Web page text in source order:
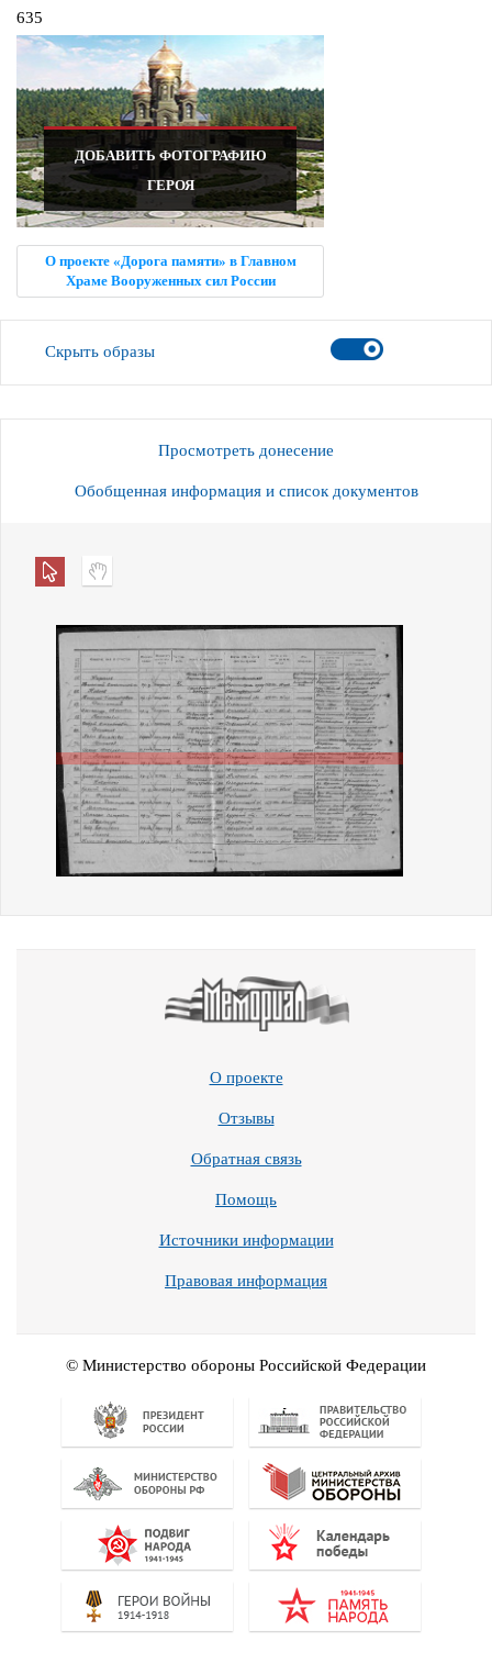
635
ДОБАВИТЬ ФОТОГРАФИЮ
ГЕРОЯ
О проекте «Дорога памяти» в Главном
Храме Вооруженных сил России
Скрыть образы
Просмотреть донесение
Обобщенная информация и список документов
О проекте
Отзывы
Обратная связь
Помощь
Источники информации
Правовая информация
© Министерство обороны Российской Федерации